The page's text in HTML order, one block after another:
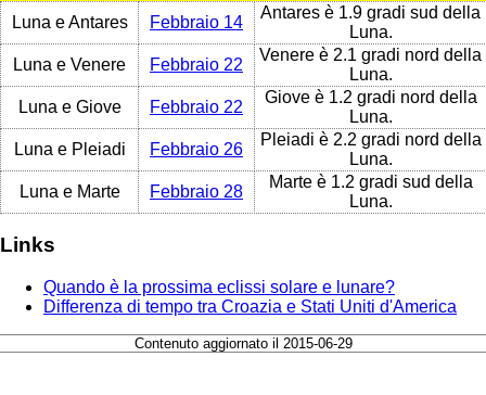
Luna e Antares
Febbraio 14
Antares è 1.9 gradi sud della
Luna.
Luna e Venere
Febbraio 22
Venere è 2.1 gradi nord della
Luna.
Luna e Giove
Febbraio 22
Giove è 1.2 gradi nord della
Luna.
Luna e Pleiadi
Febbraio 26
Pleiadi è 2.2 gradi nord della
Luna.
Luna e Marte
Febbraio 28
Marte è 1.2 gradi sud della
Luna.
Links
Quando è la prossima eclissi solare e lunare?
Differenza di tempo tra Croazia e Stati Uniti d'America
Contenuto aggiornato il 2015-06-29